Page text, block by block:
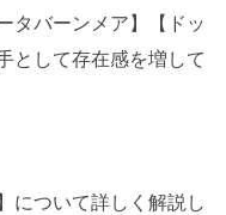
タバーンメア】【ドッ
として存在感を増して
について詳しく解説し